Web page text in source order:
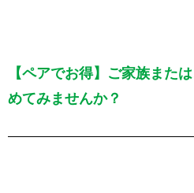
【ペアでお得】ご家族また
めてみませんか？